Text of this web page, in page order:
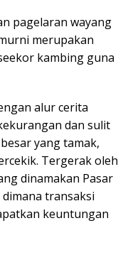
pagelaran wayang
merupakan
kambing guna
alur cerita
dan sulit
yang tamak,
Tergerak oleh
dinamakan Pasar
transaksi
keuntungan